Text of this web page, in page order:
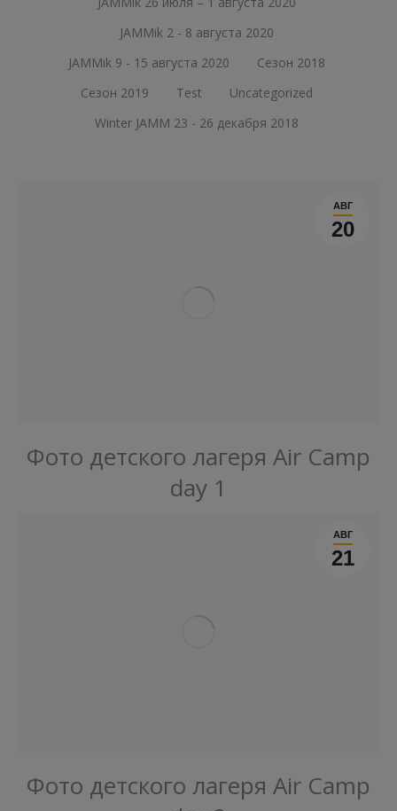
JAMMik 2 - 8 августа 2020
JAMMik 9 - 15 августа 2020
Сезон 2018
Сезон 2019
Test
Uncategorized
Winter JAMM 23 - 26 декабря 2018
АВГ
20
Фото детского лагеря Air Camp
day 1
АВГ
21
Фото детского лагеря Air Camp